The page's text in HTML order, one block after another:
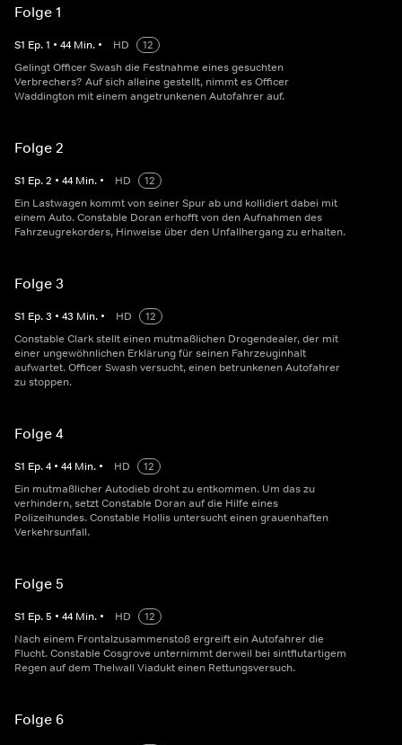
Folge 1
S1 Ep.1 • 44 Min. • HD
12
Gelingt Officer Swash die Festnahme eines gesuchten
Verbrechers? Auf sich alleine gestellt, nimmt es Officer
Waddington mit einem angetrunkenen Autofahrer auf.
Folge 2
S1 Ep.2 • 44 Min. • HD
12
Ein Lastwagen kommt von seiner Spur ab und kollidiert dabei mit
einem Auto. Constable Doran erhofft von den Aufnahmen des
Fahrzeugrekorders, Hinweise über den Unfallhergang zu erhalten.
Folge 3
S1 Ep.3 • 43 Min. • HD
12
Constable Clark stellt einen mutmaßlichen Drogendealer, der mit
einer ungewöhnlichen Erklärung für seinen Fahrzeuginhalt
aufwartet. Officer Swash versucht, einen betrunkenen Autofahrer
zu stoppen.
Folge 4
S1 Ep.4 • 44 Min. • HD
12
Ein mutmaßlicher Autodieb droht zu entkommen. Um das zu
verhindern, setzt Constable Doran auf die Hilfe eines
Polizeihundes. Constable Hollis untersucht einen grauenhaften
Verkehrsunfall.
Folge 5
S1 Ep.5 • 44 Min. • HD
12
Nach einem Frontalzusammenstoß ergreift ein Autofahrer die
Flucht. Constable Cosgrove unternimmt derweil bei sintflutartigem
Regen auf dem Thelwall Viadukt einen Rettungsversuch.
Folge 6